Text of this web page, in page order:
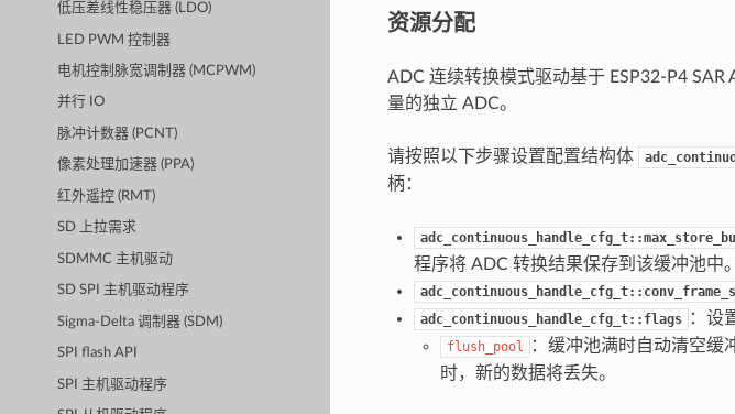
低压差线性稳压器 (LDO)
LED PWM 控制器
电机控制脉宽调制器 (MCPWM)
并行 IO
脉冲计数器 (PCNT)
像素处理加速器 (PPA)
红外遥控 (RMT)
SD 上拉需求
SDMMC 主机驱动
SD SPI 主机驱动程序
Sigma-Delta 调制器 (SDM)
SPI flash API
SPI 主机驱动程序
资源分配
ADC 连续转换模式驱动基于 ESP32-P4
量的独立 ADC。
请按照以下步骤设置配置结构体
柄：
程序将 ADC 转换结果保存到该缓冲池中。
adc_continuous_handle_cfg_t::flags ：设
flush_pool
：缓冲池满时自动清空缓
时，新的数据将丢失。